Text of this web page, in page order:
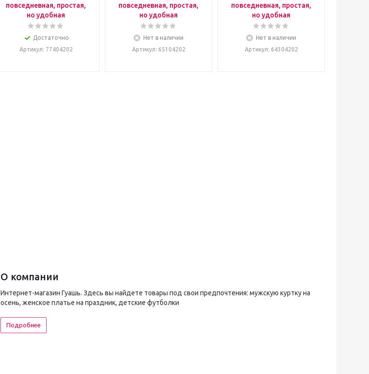
повседневная, простая,
но удобная
Достаточно
Артикул: 77404202
повседневная, простая,
но удобная
Нет в наличии
Артикул: 65104202
повседневная, простая,
но удобная
Нет в наличии
Артикул: 64304202
О компании
Интернет-магазин Гуашь. Здесь вы найдете товары под свои предпочтения: мужскую куртку на
осень, женское платье на праздник, детские футболки
Подробнее